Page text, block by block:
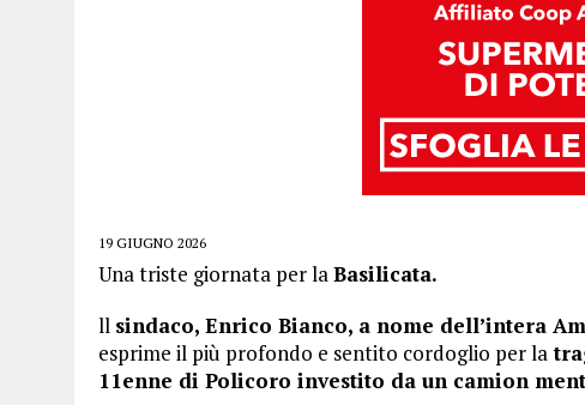
19 GIUGNO 2026
Una triste giornata per laBasilicata.
ll sindaco, Enrico Bianco, a nome dell’intera
esprime il più profondo e sentito cordoglio per la
11enne di Policoro investito da un camion